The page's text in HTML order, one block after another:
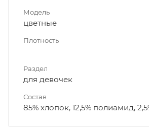
Модель
цветные
Плотность
Раздел
для девочек
Состав
85% хлопок, 12,5% полиамид,